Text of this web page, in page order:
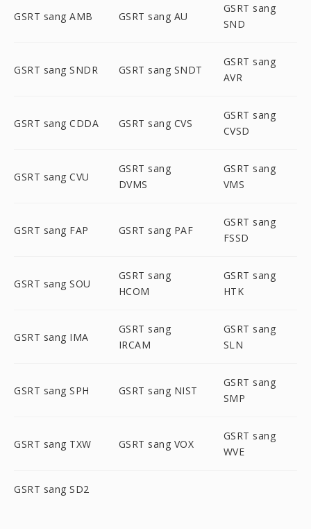
GSRT sang AMB GSRT sang AU
GSRT sang
SND
GSRT sang SNDR GSRT sang SNDT
GSRT sang
AVR
GSRT sang CDDA GSRT sang CVS
GSRT sang
CVSD
GSRT sang CVU
GSRT sang
DVMS
GSRT sang
VMS
GSRT sang FAP GSRT sang PAF
GSRT sang
FSSD
GSRT sang SOU
GSRT sang
HCOM
GSRT sang
HTK
GSRT sang IMA
GSRT sang
IRCAM
GSRT sang
SLN
GSRT sang SPH GSRT sang NIST
GSRT sang
SMP
GSRT sang TXW GSRT sang VOX
GSRT sang
WVE
GSRT sang SD2